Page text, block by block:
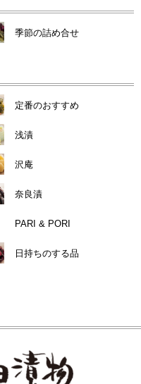
季節の詰め合せ
定番のおすすめ
浅漬
沢庵
奈良漬
PARI & PORI
日持ちのする品